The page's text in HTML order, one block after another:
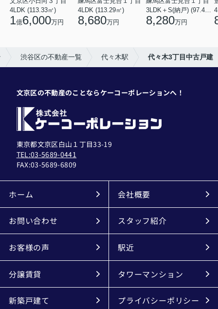
4LDK (113.33㎡)
1億6,000万円
4LDK (113.29㎡)
8,680万円
3LDK＋S(納戸) (97.46㎡)
8,280万円
渋谷区の不動産一覧 代々木駅 代々木3丁目中古戸建
文京区の不動産のことならケーコーポレーションへ！
東京都文京区白山１丁目33-19
TEL:03-5689-0441
FAX:03-5689-6809
ホーム 会社概要
お問い合わせ スタッフ紹介
お客様の声 駅近
分譲賃貸 タワーマンション
新築戸建て プライバシーポリシー